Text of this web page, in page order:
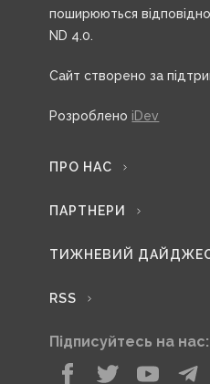
поширюються відповідно
ND 4.0.
Сайт створено за
Розроблено iDev
ПРО НАС
ПАРТНЕРИ
ТИЖНЕВИЙ
RSS
Підписуйтесь на нас: